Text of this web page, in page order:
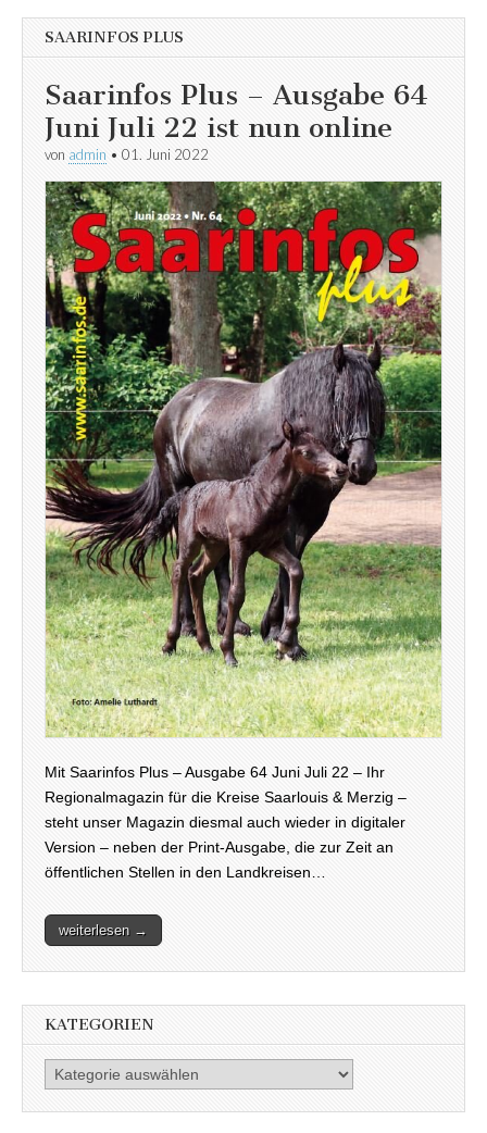
SAARINFOS PLUS
Saarinfos Plus – Ausgabe 64
Juni Juli 22 ist nun online
von admin • 01. Juni 2022
Mit Saarinfos Plus – Ausgabe 64 Juni Juli 22 – Ihr
Regionalmagazin für die Kreise Saarlouis & Merzig –
steht unser Magazin diesmal auch wieder in digitaler
Version – neben der Print-Ausgabe, die zur Zeit an
öffentlichen Stellen in den Landkreisen…
weiterlesen →
KATEGORIEN
Kategorien